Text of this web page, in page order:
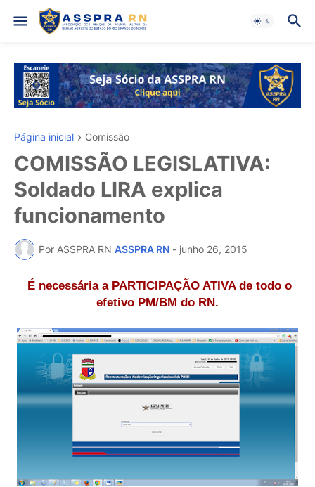
Página inicial Comissão
COMISSÃO LEGISLATIVA:
Soldado LIRA explica
funcionamento
Por ASSPRA RN ASSPRA RN - junho 26, 2015
É necessária a PARTICIPAÇÃO ATIVA de todo o
efetivo PM/BM do RN.